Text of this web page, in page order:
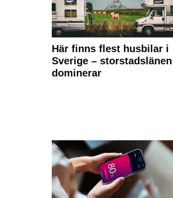
Här finns flest husbilar i
Sverige – storstadslänen
dominerar